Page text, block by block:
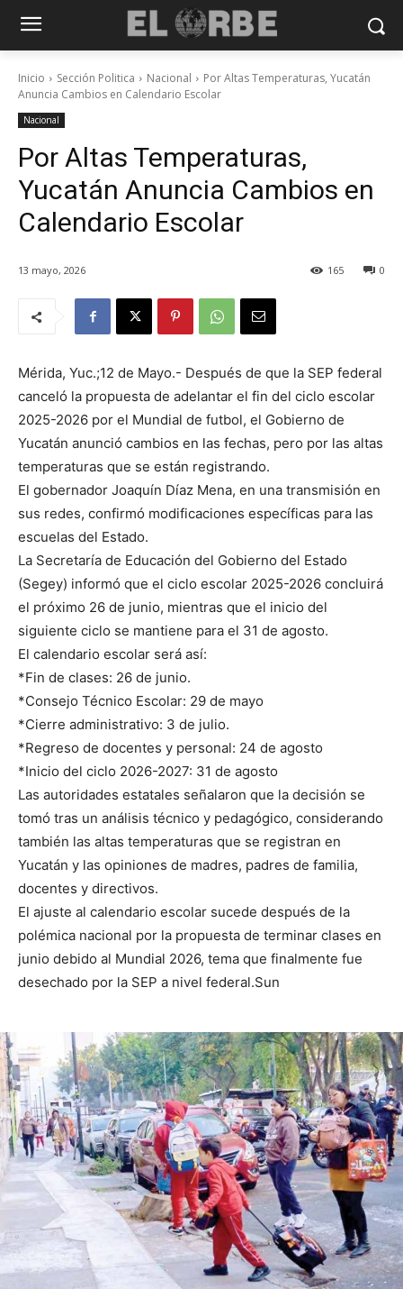
Inicio Sección Politica Nacional
Por Altas Temperaturas, Yucatán
Anuncia Cambios en Calendario Escolar
Nacional
Por Altas Temperaturas,
Yucatán Anuncia Cambios en
Calendario Escolar
13 mayo, 2026 0
165
Mérida, Yuc.;12 de Mayo.- Después de que la SEP federal
canceló la propuesta de adelantar el fin del ciclo escolar
2025-2026 por el Mundial de futbol, el Gobierno de
Yucatán anunció cambios en las fechas, pero por las altas
temperaturas que se están registrando.
El gobernador Joaquín Díaz Mena, en una transmisión en
sus redes, confirmó modificaciones específicas para las
escuelas del Estado.
La Secretaría de Educación del Gobierno del Estado
(Segey) informó que el ciclo escolar 2025-2026 concluirá
el próximo 26 de junio, mientras que el inicio del
siguiente ciclo se mantiene para el 31 de agosto.
El calendario escolar será así:
*Fin de clases: 26 de junio.
*Consejo Técnico Escolar: 29 de mayo
*Cierre administrativo: 3 de julio.
*Regreso de docentes y personal: 24 de agosto
*Inicio del ciclo 2026-2027: 31 de agosto
Las autoridades estatales señalaron que la decisión se
tomó tras un análisis técnico y pedagógico, considerando
también las altas temperaturas que se registran en
Yucatán y las opiniones de madres, padres de familia,
docentes y directivos.
El ajuste al calendario escolar sucede después de la
polémica nacional por la propuesta de terminar clases en
junio debido al Mundial 2026, tema que finalmente fue
desechado por la SEP a nivel federal.Sun